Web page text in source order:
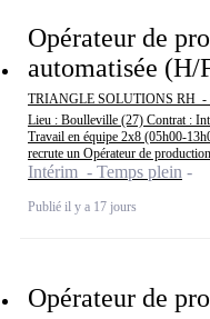
Opérateur de
automatisée (H/
TRIANGLE SOLUTIONS RH -
Lieu : Boulleville (27) Contrat :
Travail en équipe 2x8 (05h00-
recrute un Opérateur de
Intérim - Temps plein
Publié il y a 17 jours
Opérateur de